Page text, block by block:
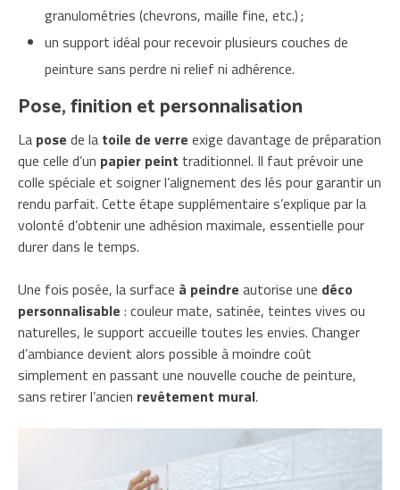
granulométries (chevrons, maille fine, etc.) ;
un support idéal pour recevoir plusieurs couches de
peinture sans perdre ni relief ni adhérence.
Pose, finition et personnalisation
La pose de la toile de verre exige davantage de préparation
que celle d’un papier peint traditionnel. Il faut prévoir une
colle spéciale et soigner l’alignement des lés pour garantir un
rendu parfait. Cette étape supplémentaire s’explique par la
volonté d’obtenir une adhésion maximale, essentielle pour
durer dans le temps.
Une fois posée, la surface à peindre autorise une déco
personnalisable : couleur mate, satinée, teintes vives ou
naturelles, le support accueille toutes les envies. Changer
d’ambiance devient alors possible à moindre coût
simplement en passant une nouvelle couche de peinture,
sans retirer l’ancien revêtement mural.